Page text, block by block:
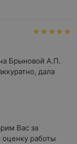
Брыновой А.П.
дала
Вас за
работы